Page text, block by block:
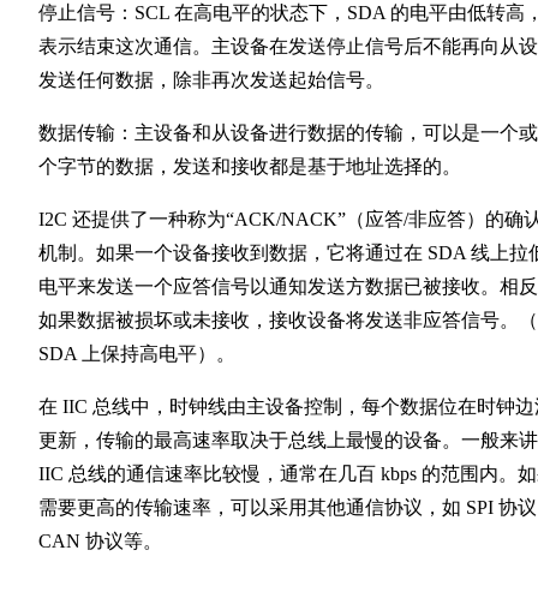
停止信号：SCL 在高电平的状态下，SDA 的电平由低转高
表示结束这次通信。主设备在发送停止信号后不能再向从
发送任何数据，除非再次发送起始信号。
数据传输：主设备和从设备进行数据的传输，可以是一个
个字节的数据，发送和接收都是基于地址选择的。
I2C 还提供了一种称为“ACK/NACK”（应答/非应答）的确
机制。如果一个设备接收到数据，它将通过在 SDA 线上拉
电平来发送一个应答信号以通知发送方数据已被接收。相
如果数据被损坏或未接收，接收设备将发送非应答信号。
SDA 上保持高电平）。
在 IIC 总线中，时钟线由主设备控制，每个数据位在时钟边
更新，传输的最高速率取决于总线上最慢的设备。一般来
IIC 总线的通信速率比较慢，通常在几百 kbps 的范围内。
需要更高的传输速率，可以采用其他通信协议，如 SPI 协
CAN 协议等。